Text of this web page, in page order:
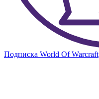
Подписка World Of Warcraft